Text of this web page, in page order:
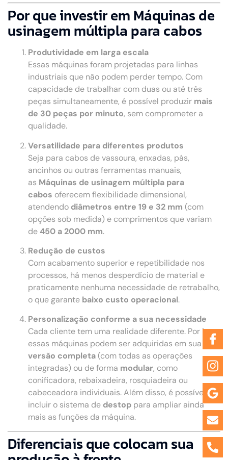
Por que investir em Máquinas de
usinagem múltipla para cabos
Produtividade em larga escala
Essas máquinas foram projetadas para linhas
industriais que não podem perder tempo. Com
capacidade de trabalhar com duas ou até três
peças simultaneamente, é possível produzir mais
de 30 peças por minuto, sem comprometer a
qualidade.
Versatilidade para diferentes produtos
Seja para cabos de vassoura, enxadas, pás,
ancinhos ou outras ferramentas manuais,
as Máquinas de usinagem múltipla para
cabos oferecem flexibilidade dimensional,
atendendo diâmetros entre 19 e 32 mm (com
opções sob medida) e comprimentos que variam
de450 a 2000 mm.
Redução de custos
Com acabamento superior e repetibilidade nos
processos, há menos desperdício de material e
praticamente nenhuma necessidade de retrabalho,
o que garante baixo custo operacional.
Personalização conforme a sua necessidade
Cada cliente tem uma realidade diferente. Por isso,
essas máquinas podem ser adquiridas em sua
versão completa (com todas as operações
integradas) ou de forma modular, como
conificadora, rebaixadeira, rosquiadeira ou
cabeceadora individuais. Além disso, é possível
incluir o sistema de destop para ampliar ainda
mais as funções da máquina.
Diferenciais que colocam sua